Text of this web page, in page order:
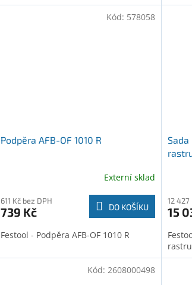
Podpěra AFB-OF 1010 R
Externí sklad
611 Kč bez DPH
739 Kč DO KOŠÍKU
Festool - Podpěra AFB-OF 1010 R
Kód: 578058
12 427
15
rastru
Kód: 2608000498